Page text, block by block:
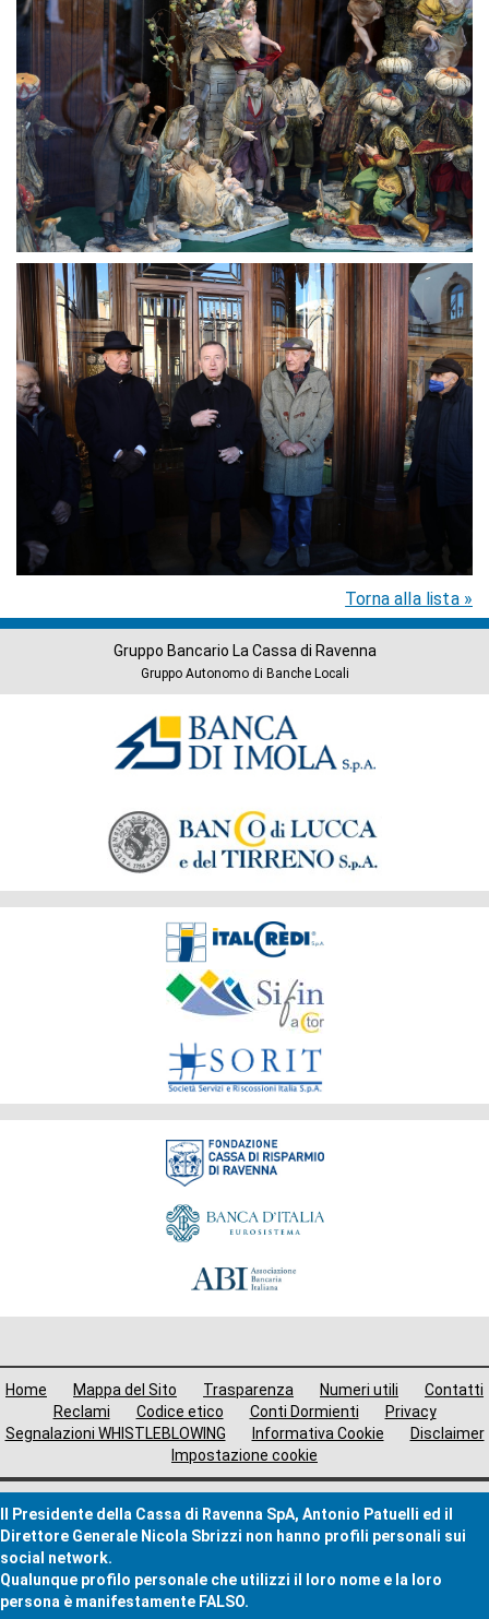
Torna alla lista »
Gruppo Bancario La Cassa di Ravenna
Gruppo Autonomo di Banche Locali
Fondazione
Home Mappa del Sito Trasparenza Numeri utili
Contatti
Reclami
Codice etico Conti Dormienti
Privacy
Segnalazioni WHISTLEBLOWING
Informativa Cookie
Disclaimer
Impostazione cookie
Il Presidente della Cassa di Ravenna SpA, Antonio Patuelli ed il
Direttore Generale Nicola Sbrizzi non hanno profili personali sui
social network.
Qualunque profilo personale che utilizzi il loro nome e la loro
persona è manifestamente FALSO.